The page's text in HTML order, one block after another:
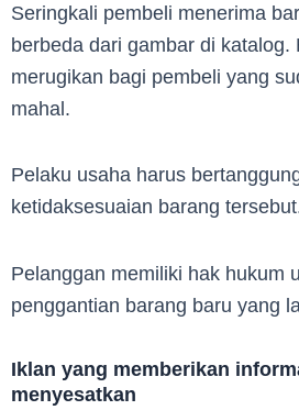
Seringkali pembeli menerima
berbeda dari gambar di katalog.
merugikan bagi pembeli yang
mahal.
Pelaku usaha harus
ketidaksesuaian barang
Pelanggan memiliki hak hukum
penggantian barang baru yang
Iklan yang memberikan
menyesatkan